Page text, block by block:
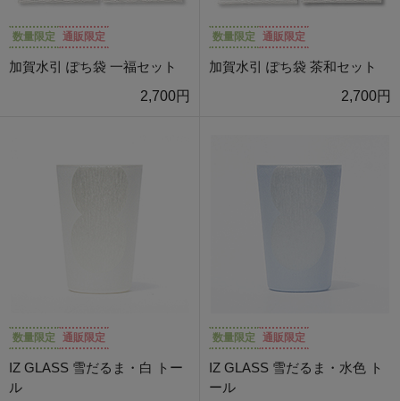
数量限定 通販限定
加賀水引 ぽち袋 一福セット
2,700円
数量限定 通販限定
加賀水引 ぽち袋 茶和セット
2,700円
数量限定 通販限定
IZ GLASS 雪だるま・白 トー
ル
数量限定 通販限定
IZ GLASS 雪だるま・水色 ト
ール